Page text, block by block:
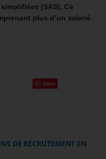
(SAS). Ce
plus d’un salarié
Save
DE RECRUTEMENT EN